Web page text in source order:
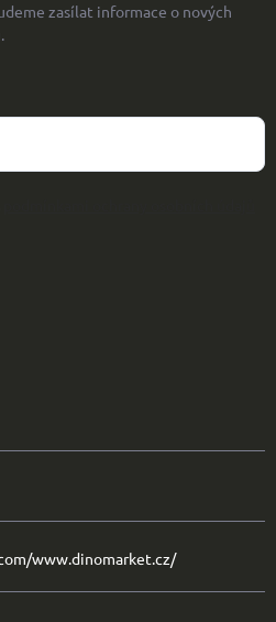
zasílat informace o nových
www.dinomarket.cz/